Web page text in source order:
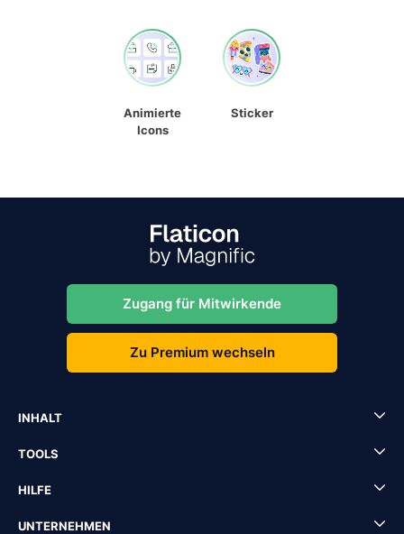
Animierte
Icons
Sticker
Zugang für Mitwirkende
Zu Premium wechseln
INHALT
TOOLS
HILFE
UNTERNEHMEN